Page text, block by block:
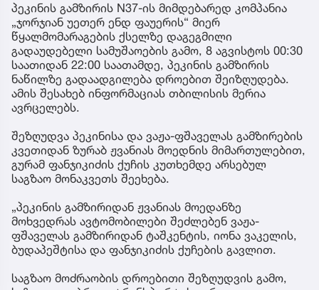
პეკინის გამზირის N37-ის მიმდებარედ კომპანია
„ჯორჯიან უეთერ ენდ ფაუერის“ მიერ
წყალმომარაგების ქსელზე დაგეგმილი
გადაუდებელი სამუშაოების გამო, 8 აგვისტოს 00:30
საათიდან 22:00 საათამდე, პეკინის გამზირის
ნაწილზე გადაადგილება დროებით შეიზღუდება.
ამის შესახებ ინფორმაციას თბილისის მერია
ავრცელებს.
შეზღუდვა პეკინისა და ვაჟა-ფშაველას გამზირების
კვეთიდან ზურაბ ჟვანიას მოედნის მიმართულებით,
გურამ ფანჯიკიძის ქუჩის კუთხემდე არსებულ
საგზაო მონაკვეთს შეეხება.
„პეკინის გამზირიდან ჟვანიას მოედანზე
მოხვედრას ავტომობილები შეძლებენ ვაჟა-
ფშაველას გამზირიდან ტაშკენტის, იონა ვაკელის,
ბუდაპეშტისა და ფანჯიკიძის ქუჩების გავლით.
საგზაო მოძრაობის დროებითი შეზღუდვის გამო,